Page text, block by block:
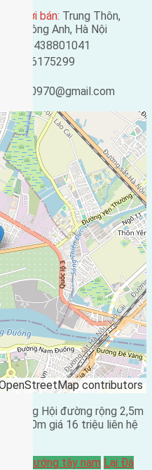
người bán: Trung Thôn,
Hội, Đông Anh, Hà Nội
0438801041
0916175299
contributors
Đông Hội đường rộng 2,5m
300m giá 16 triệu liên hệ
hướng tây nam Lại Đà